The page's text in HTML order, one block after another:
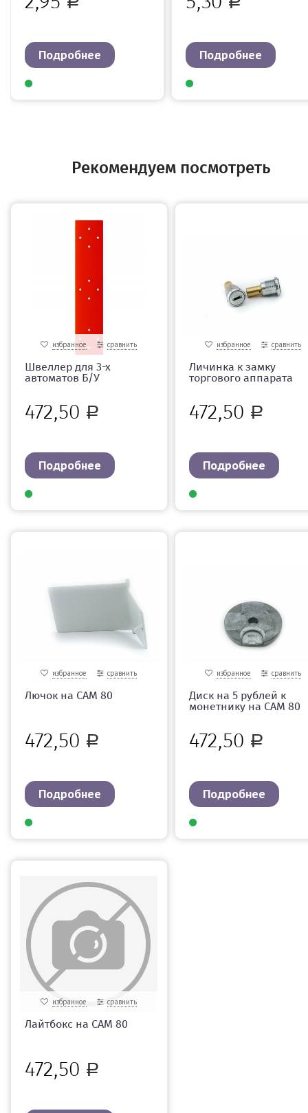
Подробнее Подробнее
Рекомендуем посмотреть
избранное сравнить
Швеллер для 3-х
автоматов Б/У
472,50 Р
Подробнее
избранное сравнить
Личинка к замку
торгового аппарата
472,50 Р
Подробнее
избранное сравнить
Лючок на САМ 80
472,50 Р
Подробнее
избранное сравнить
Диск на 5 рублей к
монетнику на CAM 80
472,50 Р
Подробнее
избранное сравнить
Лайтбокс на САМ 80
472,50 Р